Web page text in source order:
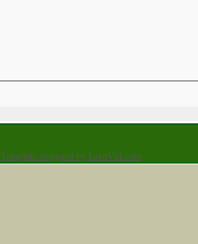
Template designed by LernVid.com